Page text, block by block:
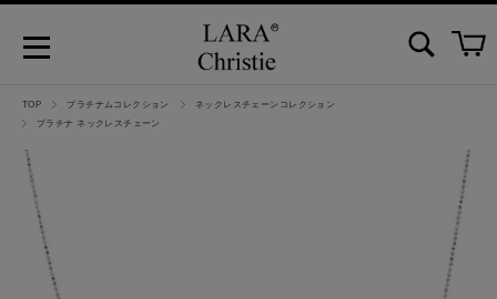
TOP プラチナムコレクション
ネックレスチェーンコレクション
プラチナ ネックレスチェーン